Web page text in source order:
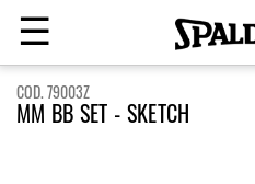
☰
COD. 79003Z
MM BB SET - SKETCH